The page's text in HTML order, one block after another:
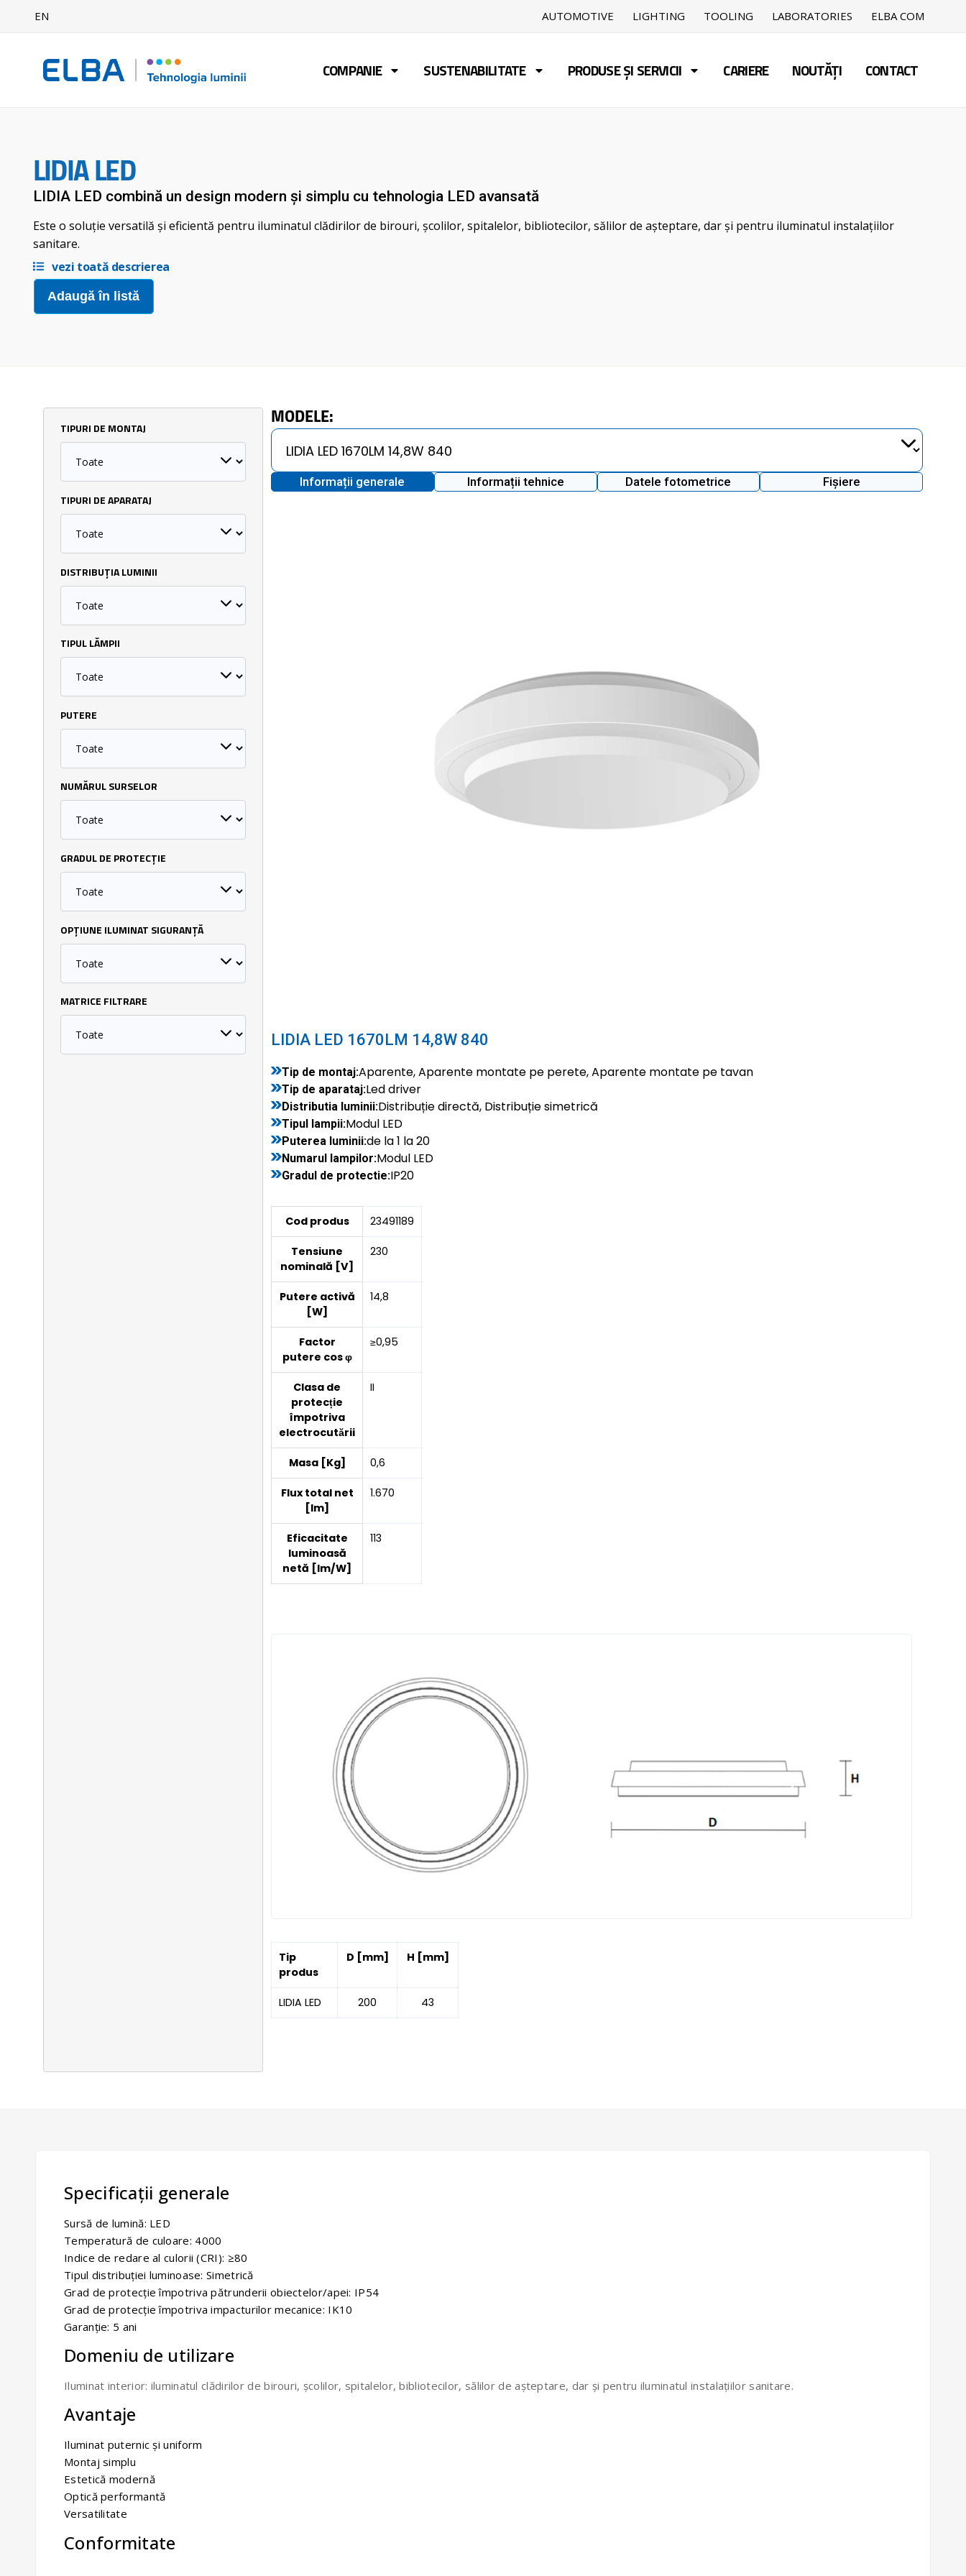
EN AUTOMOTIVE LIGHTING TOOLING LABORATORIES ELBA COM
COMPANIE SUSTENABILITATE PRODUSE ȘI SERVICII CARIERE NOUTĂȚI CONTACT
LIDIA LED
LIDIA LED combină un design modern și simplu cu tehnologia LED avansată
Este o soluție versatilă și eficientă pentru iluminatul clădirilor de birouri, școlilor, spitalelor, bibliotecilor, sălilor de așteptare, dar și pentru iluminatul instalațiilor
sanitare.
vezi toată descrierea
Adaugă în listă
TIPURI DE MONTAJ
TIPURI DE APARATAJ
DISTRIBUȚIA LUMINII
TIPUL LĂMPII
PUTERE
NUMĂRUL SURSELOR
GRADUL DE PROTECȚIE
OPȚIUNE ILUMINAT SIGURANȚĂ
MATRICE FILTRARE
MODELE:
Informații generale Informații tehnice Datele fotometrice Fișiere
LIDIA LED 1670LM 14,8W 840
Tip de montaj:Aparente, Aparente montate pe perete, Aparente montate pe tavan
Tip de aparataj:Led driver
Distributia luminii:Distribuție directă, Distribuție simetrică
Tipul lampii:Modul LED
Puterea luminii:de la 1 la 20
Numarul lampilor:Modul LED
Gradul de protectie:IP20
Cod produs 23491189
Tensiune
nominală [V]
230
Putere activă
[W]
14,8
Factor
putere cos φ
≥0,95
Clasa de
protecție
împotriva
electrocutării
II
Masa [Kg] 0,6
Flux total net
[lm]
1.670
Eficacitate
luminoasă
netă [lm/W]
113
Tip
produs
D [mm] H [mm]
LIDIA LED 200 43
Specificații generale
Sursă de lumină: LED
Temperatură de culoare: 4000
Indice de redare al culorii (CRI): ≥80
Tipul distribuției luminoase: Simetrică
Grad de protecție împotriva pătrunderii obiectelor/apei: IP54
Grad de protecție împotriva impacturilor mecanice: IK10
Garanție: 5 ani
Domeniu de utilizare
Iluminat interior: iluminatul clădirilor de birouri, școlilor, spitalelor, bibliotecilor, sălilor de așteptare, dar și pentru iluminatul instalațiilor sanitare.
Avantaje
Iluminat puternic și uniform
Montaj simplu
Estetică modernă
Optică performantă
Versatilitate
Conformitate